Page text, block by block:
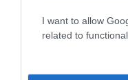
I want to allow
related to
Korábbi